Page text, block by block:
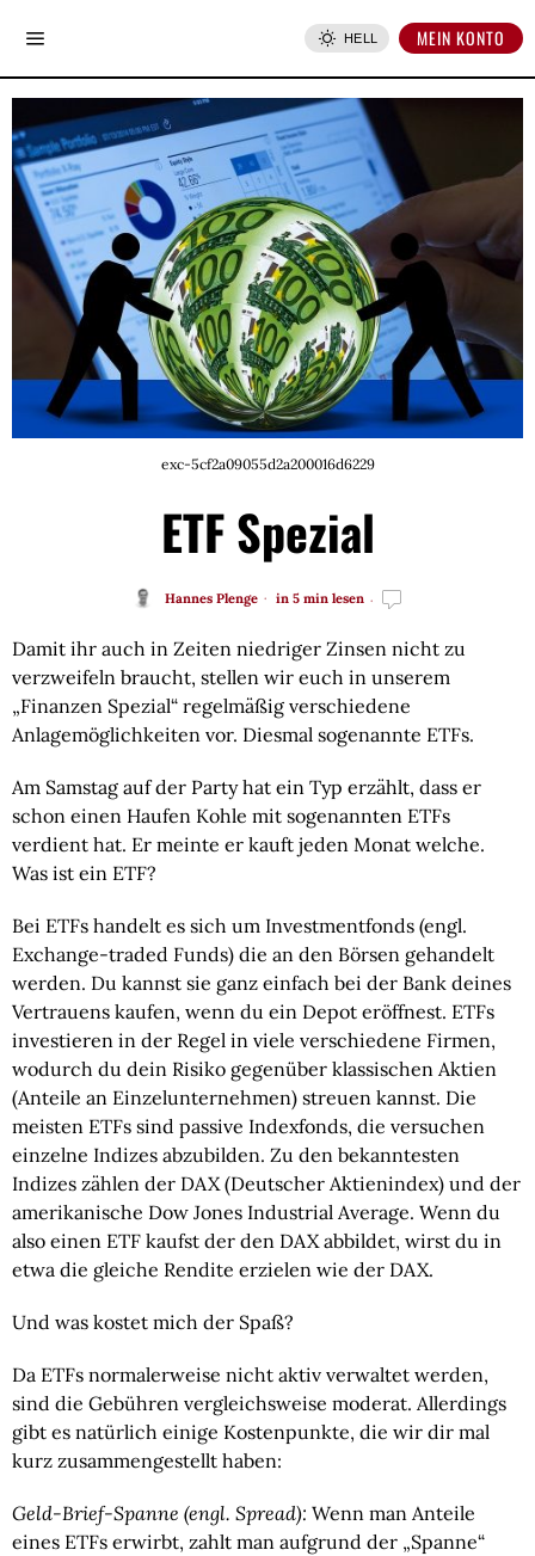
HELL MEIN KONTO
exc-5cf2a09055d2a200016d6229
ETF Spezial
Hannes Plenge in 5 min lesen
Damit ihr auch in Zeiten niedriger Zinsen nicht zu
verzweifeln braucht, stellen wir euch in unserem
„Finanzen Spezial“ regelmäßig verschiedene
Anlagemöglichkeiten vor. Diesmal sogenannte ETFs.
Am Samstag auf der Party hat ein Typ erzählt, dass er
schon einen Haufen Kohle mit sogenannten ETFs
verdient hat. Er meinte er kauft jeden Monat welche.
Was ist ein ETF?
Bei ETFs handelt es sich um Investmentfonds (engl.
Exchange-traded Funds) die an den Börsen gehandelt
werden. Du kannst sie ganz einfach bei der Bank deines
Vertrauens kaufen, wenn du ein Depot eröffnest. ETFs
investieren in der Regel in viele verschiedene Firmen,
wodurch du dein Risiko gegenüber klassischen Aktien
(Anteile an Einzelunternehmen) streuen kannst. Die
meisten ETFs sind passive Indexfonds, die versuchen
einzelne Indizes abzubilden. Zu den bekanntesten
Indizes zählen der DAX (Deutscher Aktienindex) und der
amerikanische Dow Jones Industrial Average. Wenn du
also einen ETF kaufst der den DAX abbildet, wirst du in
etwa die gleiche Rendite erzielen wie der DAX.
Und was kostet mich der Spaß?
Da ETFs normalerweise nicht aktiv verwaltet werden,
sind die Gebühren vergleichsweise moderat. Allerdings
gibt es natürlich einige Kostenpunkte, die wir dir mal
kurz zusammengestellt haben:
Geld-Brief-Spanne (engl. Spread): Wenn man Anteile
eines ETFs erwirbt, zahlt man aufgrund der „Spanne“